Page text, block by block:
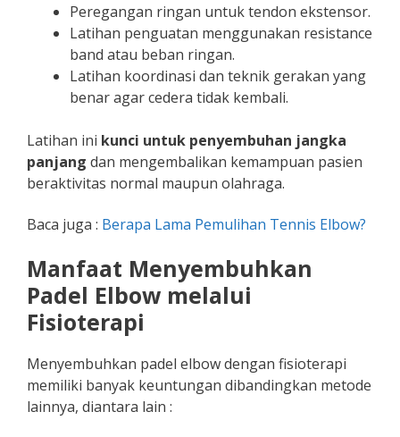
Peregangan ringan untuk tendon ekstensor.
Latihan penguatan menggunakan resistance
band atau beban ringan.
Latihan koordinasi dan teknik gerakan yang
benar agar cedera tidak kembali.
Latihan ini kunci untuk penyembuhan jangka
panjang dan mengembalikan kemampuan pasien
beraktivitas normal maupun olahraga.
Baca juga : Berapa Lama Pemulihan Tennis Elbow?
Manfaat Menyembuhkan
Padel Elbow melalui
Fisioterapi
Menyembuhkan padel elbow dengan fisioterapi
memiliki banyak keuntungan dibandingkan metode
lainnya, diantara lain :